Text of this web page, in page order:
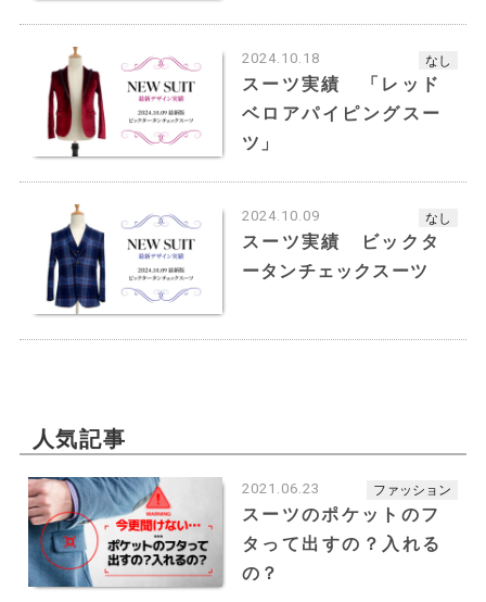
◆パンツ 裾シングル
◆ベスト 4つボタン・U字・背中裏地
2024.10.18 なし
スーツ実績 「レッド
ベロアパイピングスー
ツ」
2024.10.09 なし
スーツ実績 ビックタ
ータンチェックスーツ
人気記事
2021.06.23 ファッション
スーツのポケットのフ
タって出すの？入れる
の？